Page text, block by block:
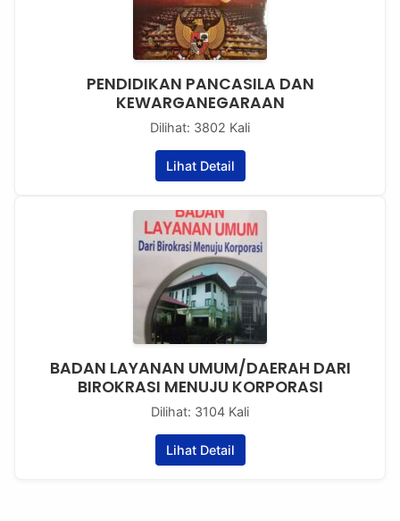
PENDIDIKAN PANCASILA DAN
KEWARGANEGARAAN
Dilihat: 3802 Kali
Lihat Detail
BADAN LAYANAN UMUM/DAERAH DARI
BIROKRASI MENUJU KORPORASI
Dilihat: 3104 Kali
Lihat Detail